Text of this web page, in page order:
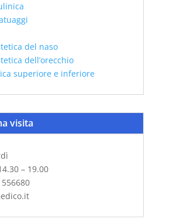
del naso
dell’orecchio
superiore e inferiore
visita
– 19.00